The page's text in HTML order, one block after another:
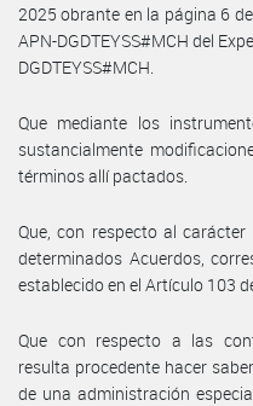
2025 obrante en la página 6
APN-DGDTEYSS#MCH del
DGDTEYSS#MCH.
Que mediante los
sustancialmente
términos allí pactados.
Que, con respecto al
determinados Acuerdos,
establecido en el Artículo 103
Que con respecto a las
resulta procedente hacer
de una administración